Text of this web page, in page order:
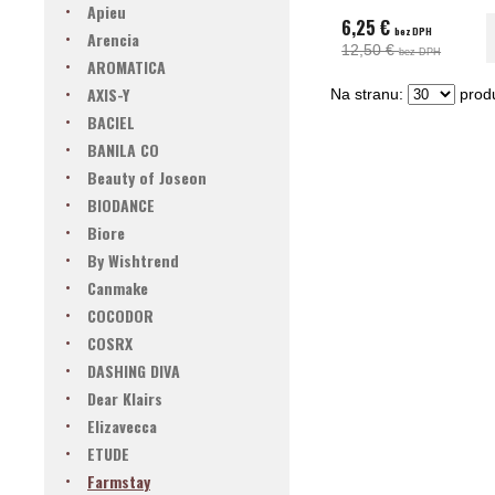
Apieu
Arencia
AROMATICA
AXIS-Y
BACIEL
BANILA CO
Beauty of Joseon
BIODANCE
Biore
By Wishtrend
Canmake
COCODOR
COSRX
DASHING DIVA
Dear Klairs
Elizavecca
ETUDE
Farmstay
6,25 €bez DPH
12,50 €bez DPH
Na stranu: